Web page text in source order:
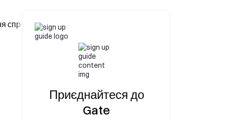
технічне відновлення, закриття позицій з
Приєднайтеся до
Gate